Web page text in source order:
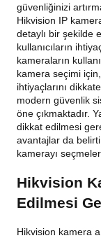
güvenliğinizi
Hikvision IP
detaylı bir şekilde
kullanıcıların
kameraların
kamera seçimi
ihtiyaçlarını
modern güvenlik
öne çıkmaktadır.
dikkat edilmesi
avantajlar da
kamerayı
Hikvision
Edilmesi
Hikvision kamera